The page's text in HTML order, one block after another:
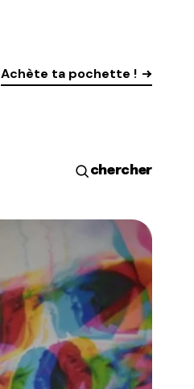
Achète ta pochette !
chercher